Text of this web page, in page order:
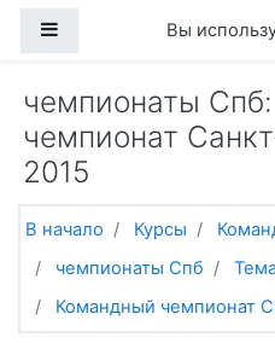
Боковая панель
Вы
чемпионаты
чемпионат
2015
В начало Курсы
чемпионаты Спб
Командный чемпионат